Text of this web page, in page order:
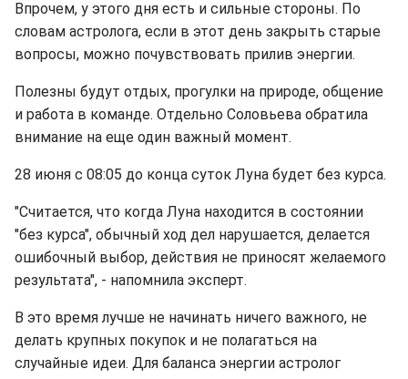
Впрочем, у этого дня есть и сильные стороны. По
словам астролога, если в этот день закрыть старые
вопросы, можно почувствовать прилив энергии.
Полезны будут отдых, прогулки на природе, общение
и работа в команде. Отдельно Соловьева обратила
внимание на еще один важный момент.
28 июня с 08:05 до конца суток Луна будет без курса.
"Считается, что когда Луна находится в состоянии
"без курса", обычный ход дел нарушается, делается
ошибочный выбор, действия не приносят желаемого
результата", - напомнила эксперт.
В это время лучше не начинать ничего важного, не
делать крупных покупок и не полагаться на
случайные идеи. Для баланса энергии астролог